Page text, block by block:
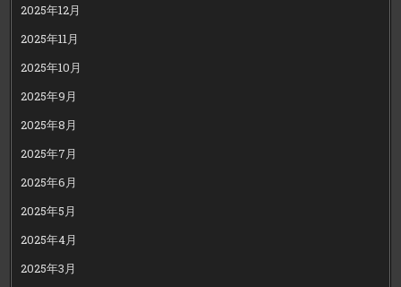
2025年12月
2025年11月
2025年10月
2025年9月
2025年8月
2025年7月
2025年6月
2025年5月
2025年4月
2025年3月